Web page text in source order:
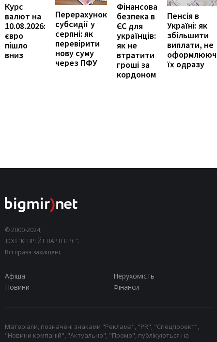
Курс
валют на
10.08.2026:
євро
пішло
вниз
Перерахунок
субсидії у
серпні: як
перевірити
нову суму
через ПФУ
Фінансова
безпека в
ЄС для
українців:
як не
втратити
гроші за
кордоном
Пенсія в
Україні: як
збільшити
виплати, не
їх одразу
© 2000-2024,
ТОВ "КЕПРЕЙТ ПАРТНЕРС".
Всі права захищені.
Афіша
Нерухомість
Новини
Фінанси
Матеріали, позначені знаками "Реклама", "PR", "Спецпроект",
"Новини компаній", "Актуально", "Промо", публікуються на